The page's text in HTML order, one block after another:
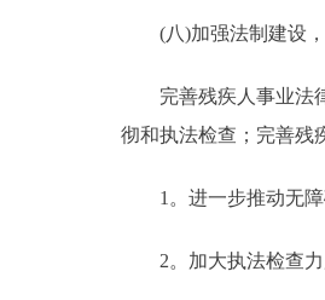
(八)加强法制建设，
完善残疾人事业法律
彻和执法检查；完善残
1。进一步推动无障
2。加大执法检查力